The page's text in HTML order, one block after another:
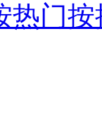
热门按